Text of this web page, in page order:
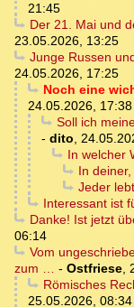
21:45
Der 21. Mai und
23.05.2026, 13:25
Junge Russen
24.05.2026, 17:25
Noch eine
24.05.2026, 17:38
Soll ich
- dito,
In welcher
In
Jeder
Interessant ist
Danke! Ist jetzt
06:14
Vom
zum … - Ostfriese,
Römisches
25.05.2026, 08:34